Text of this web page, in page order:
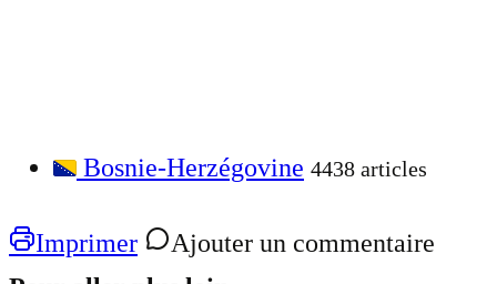
Bosnie-Herzégovine 4438 articles
Imprimer
Ajouter un commentaire